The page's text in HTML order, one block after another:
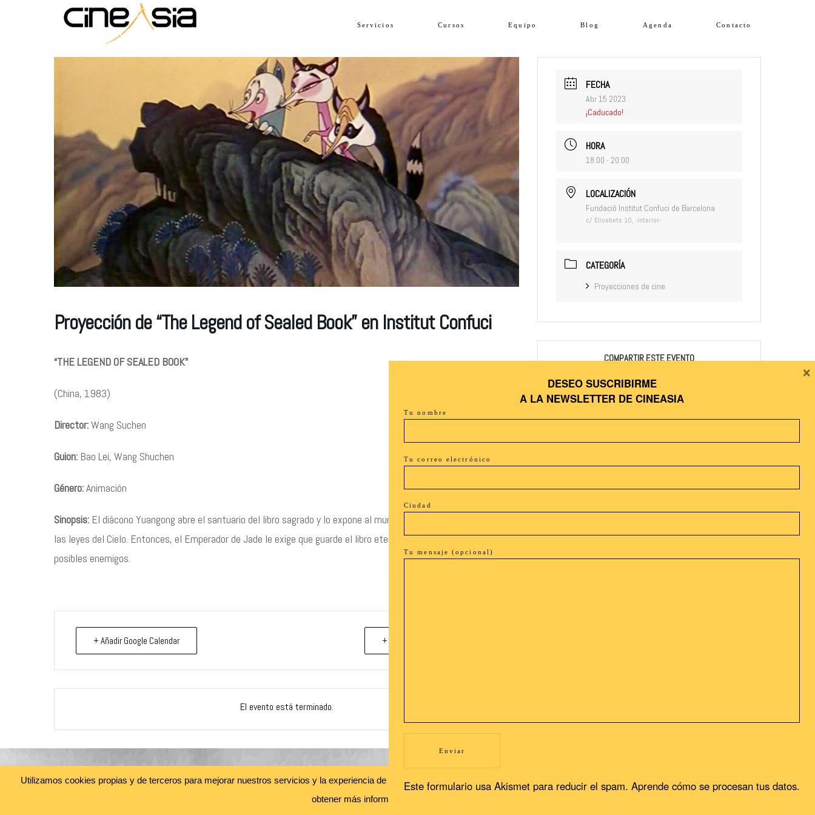
Servicios Cursos Equipo Blog Agenda Contacto
Proyección de “The Legend of Sealed Book” en Institut Confuci
“THE LEGEND OF SEALED BOOK”
(China, 1983)
Director:Wang Suchen
Guion: Bao Lei, Wang Shuchen
Género:Animación
Sinopsis: El diácono Yuangong abre el santuario del libro sagrado y lo expone al mundo de los humanos, infringiendo
las leyes del Cielo. Entonces, el Emperador de Jade le exige que guarde el libro eternamente, protegiéndolo de los
posibles enemigos.
+ Añadir Google Calendar + exportación iCal / Outlook
El evento está terminado.
FECHA
Abr 15 2023
¡Caducado!
HORA
18:00 - 20:00
LOCALIZACIÓN
Fundació Institut Confuci de Barcelona
c/ Elisabets 10, -interior-
CATEGORÍA
Proyecciones de cine
COMPARTIR ESTE EVENTO
Recibe nuestras novedades en tu buzón!
Newsletter
Utilizamos cookies propias y de terceros para mejorar nuestros servicios y la experiencia de usuario. Si continuas navegando, consideramos que acepta su uso. Puedes cambiar la configuración u
obtener más información.
DESEO SUSCRIBIRME
A LA NEWSLETTER DE CINEASIA
Tu nombre
Tu correo electrónico
Ciudad
Tu mensaje (opcional)
Este formulario usa Akismet para reducir el spam. Aprende cómo se procesan tus datos.
×